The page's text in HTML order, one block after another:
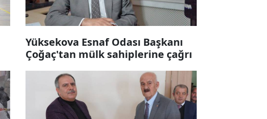
Yüksekova Esnaf Odası Başkanı
Çoğaç'tan mülk sahiplerine çağrı